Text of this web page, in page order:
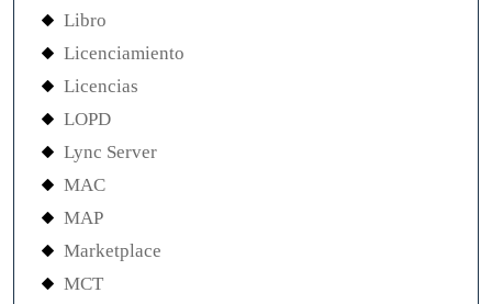
Libro
Licenciamiento
Licencias
LOPD
Lync Server
MAC
MAP
Marketplace
MCT